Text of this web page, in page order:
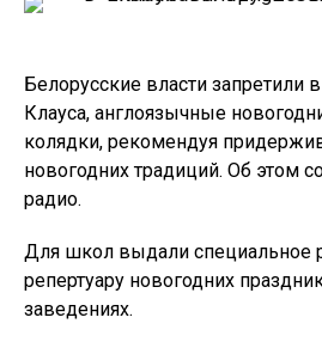
Белорусские власти запретили
Клауса, англоязычные
колядки, рекомендуя
новогодних традиций. Об этом
радио.
Для школ выдали специальное
репертуару новогодних
заведениях.